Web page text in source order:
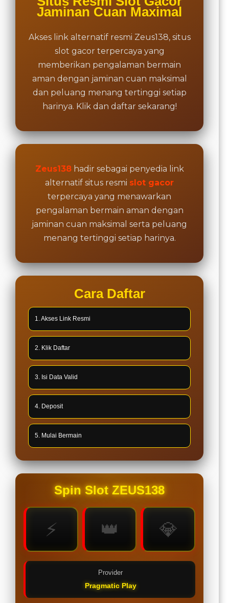
buyer
View
Jaminan Cuan Maximal
Akses link alternatif resmi Zeus138, situs
slot gacor terpercaya yang
memberikan pengalaman bermain
aman dengan jaminan cuan maksimal
dan peluang menang tertinggi setiap
harinya. Klik dan daftar sekarang!
Zeus138hadir sebagai penyedia link
alternatif situs resmi slot gacor
terpercaya yang menawarkan
pengalaman bermain aman dengan
jaminan cuan maksimal serta peluang
menang tertinggi setiap harinya.
Cara Daftar
1. Akses Link Resmi
2. Klik Daftar
3. Isi Data Valid
4. Deposit
5. Mulai Bermain
Spin Slot ZEUS138
⚡ 👑 💎
Provider
Pragmatic Play